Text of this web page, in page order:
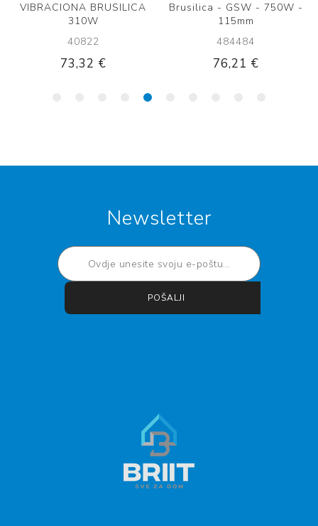
VIBRACIONA BRUSILICA
310W
40822
73,32 €
Brusilica - GSW - 750W -
115mm
484484
76,21 €
Newsletter
POŠALJI